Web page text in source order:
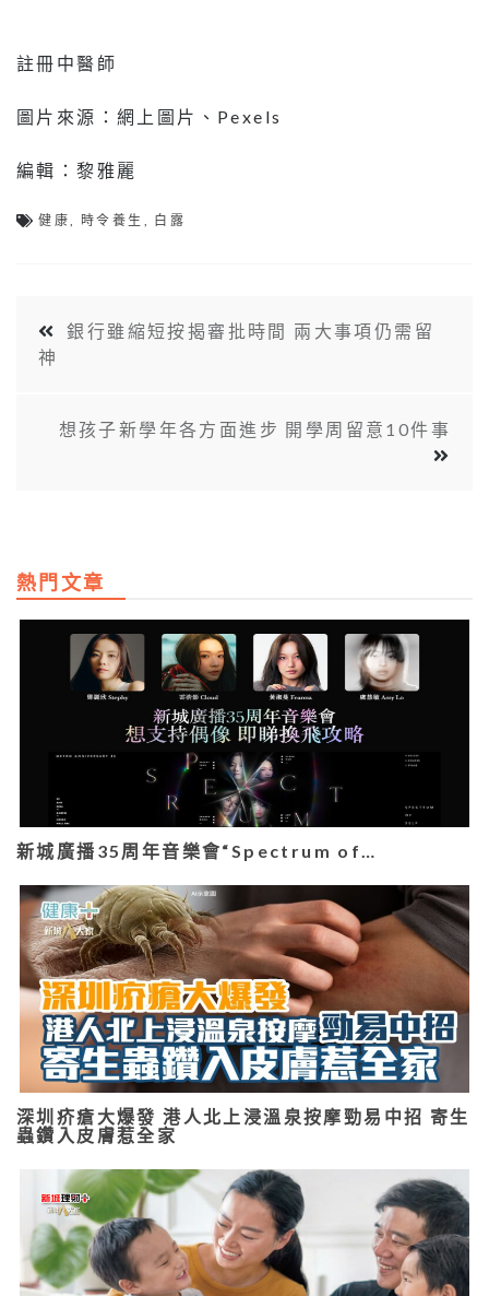
註冊中醫師
圖片來源：網上圖片、Pexels
編輯：黎雅麗
健康, 時令養生 , 白露
銀行雖縮短按揭審批時間 兩大事項仍需留
神
想孩子新學年各方面進步 開學周留意10件事
熱門文章
新城廣播35周年音樂會“Spectrum of…
深圳疥瘡大爆發 港人北上浸溫泉按摩勁易中招 寄生
蟲鑽入皮膚惹全家